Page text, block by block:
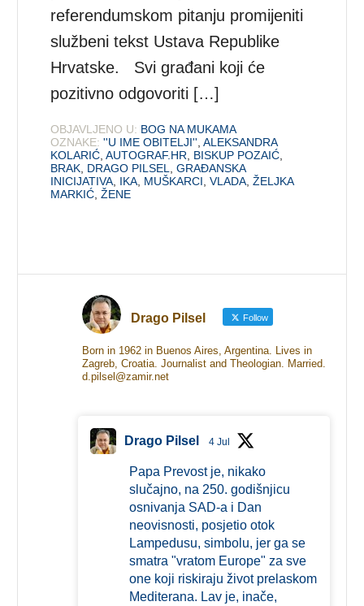
referendumskom pitanju promijeniti
službeni tekst Ustava Republike
Hrvatske. Svi građani koji će
pozitivno odgovoriti […]
OBJAVLJENO U: BOG NA MUKAMA
OZNAKE: ''U IME OBITELJI'' ,ALEKSANDRA
KOLARIĆ ,AUTOGRAF.HR BISKUP POZAIĆ
BRAK DRAGO PILSEL ,GRAĐANSKA
INICIJATIVA IKA MUŠKARCI ,VLADA ,ŽELJKA
MARKIĆ ,ŽENE
Drago Pilsel Follow
Born in 1962 in Buenos Aires, Argentina. Lives in
Zagreb, Croatia. Journalist and Theologian. Married.
d.pilsel@zamir.net
Drago Pilsel 4 Jul
Papa Prevost je, nikako
slučajno, na 250. godišnjicu
osnivanja SAD-a i Dan
neovisnosti, posjetio otok
Lampedusu, simbolu, jer ga se
smatra "vratom Europe" za sve
one koji riskiraju život prelaskom
Mediterana. Lav je, inače,